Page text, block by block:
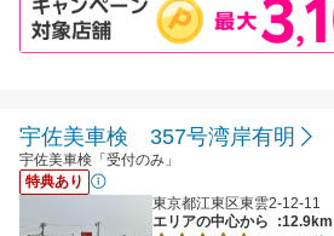
宇佐美車検 357号湾岸有明
宇佐美車検「受付のみ」
特典あり
東京都江東区東雲2-12-11
エリアの中心から
:12.9km